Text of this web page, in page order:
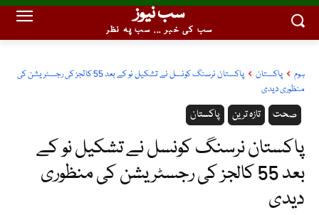
سب نیوز
سب کی خبر ... سب پہ نظر
ہوم پاکستان
پاکستان نرسنگ کونسل نے تشکیل نو کے بعد 55 کالجز کی رجسٹریشن کی
منظوری دیدی
پاکستان تازہ ترین صحت
پاکستان نرسنگ کونسل نے تشکیل نو کے
بعد 55 کالجز کی رجسٹریشن کی منظوری
دیدی